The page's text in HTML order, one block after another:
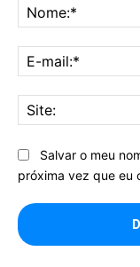
Salvar o meu
próxima vez que eu